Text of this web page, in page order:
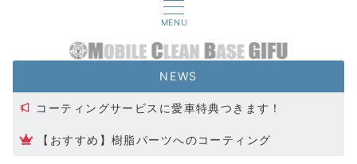
MENU
NEWS
コーティングサービスに愛車特典つきます！
【おすすめ】樹脂パーツへのコーティング